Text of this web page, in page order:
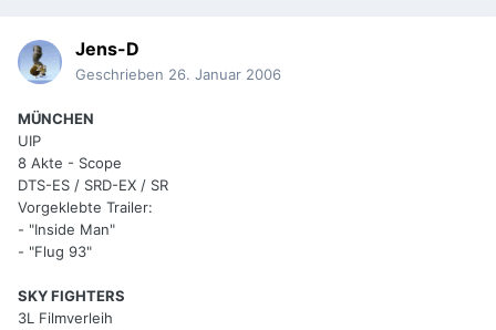
Jens-D
Geschrieben 26. Januar 2006
MÜNCHEN
UIP
8 Akte - Scope
DTS-ES / SRD-EX / SR
Vorgeklebte Trailer:
- "Inside Man"
- "Flug 93"
SKY FIGHTERS
3L Filmverleih